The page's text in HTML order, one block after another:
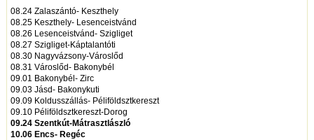
08.24 Zalaszántó- Keszthely
08.25 Keszthely- Lesenceistvánd
08.26 Lesenceistvánd- Szigliget
08.27 Szigliget-Káptalantóti
08.30 Nagyvázsony-Városlőd
08.31 Városlőd- Bakonybél
09.01 Bakonybél- Zirc
09.03 Jásd- Bakonykuti
09.09 Koldusszállás- Péliföldsztkereszt
09.10 Péliföldsztkereszt-Dorog
09.24 Szentkút-Mátrasztlászló
10.06 Encs- Regéc